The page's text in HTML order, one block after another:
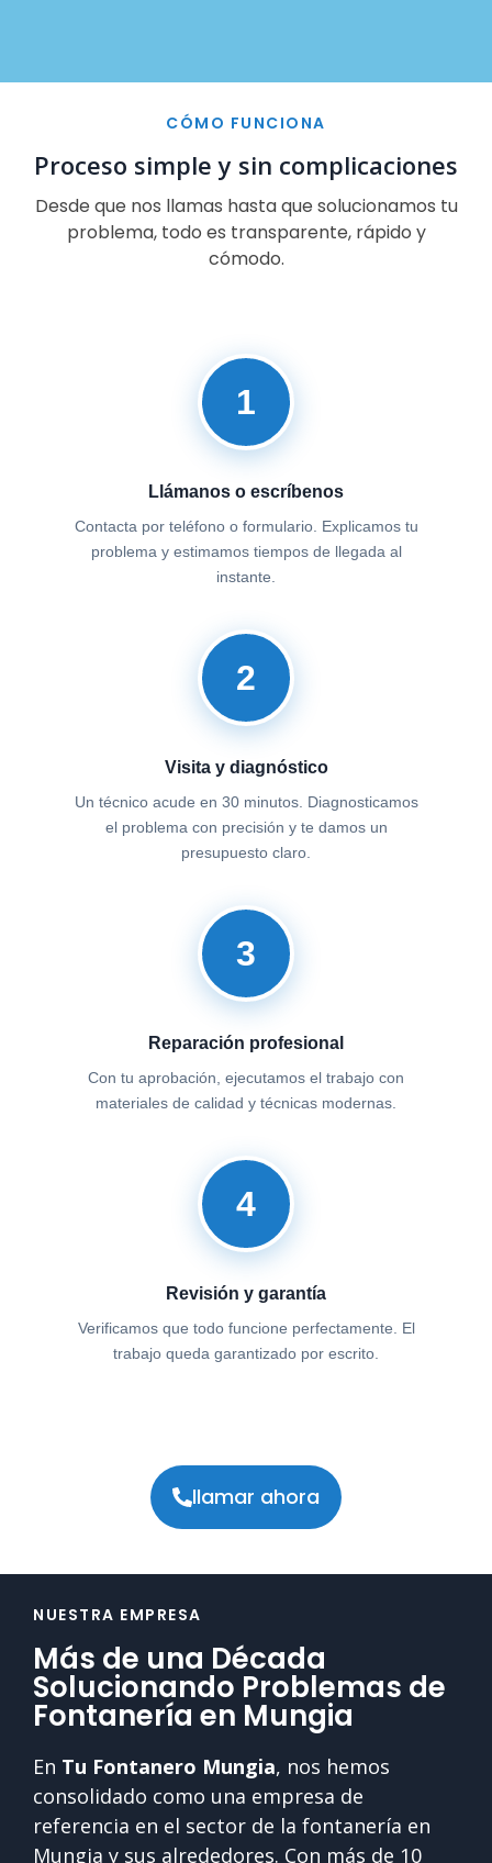
CÓMO FUNCIONA
Proceso simple y sin complicaciones
Desde que nos llamas hasta que solucionamos tu
problema, todo es transparente, rápido y
cómodo.
1
Llámanos o escríbenos
Contacta por teléfono o formulario. Explicamos tu
problema y estimamos tiempos de llegada al
instante.
2
Visita y diagnóstico
Un técnico acude en 30 minutos. Diagnosticamos
el problema con precisión y te damos un
presupuesto claro.
3
Reparación profesional
Con tu aprobación, ejecutamos el trabajo con
materiales de calidad y técnicas modernas.
4
Revisión y garantía
Verificamos que todo funcione perfectamente. El
trabajo queda garantizado por escrito.
llamar ahora
NUESTRA EMPRESA
Más de una Década
Solucionando Problemas de
Fontanería en Mungia
En Tu Fontanero Mungia, nos hemos
consolidado como una empresa de
referencia en el sector de la fontanería en
Mungia y sus alrededores. Con más de 10